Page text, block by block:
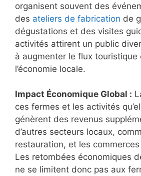
organisent souvent des
des ateliers de fabrication de
dégustations et des visites
activités attirent un public
à augmenter le flux touristique
l’économie locale.
Impact Économique Global :
ces fermes et les activités
génèrent des revenus
d’autres secteurs locaux,
restauration, et les
Les retombées économiques
ne se limitent donc pas aux